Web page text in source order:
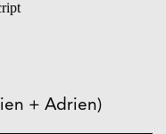
+ Adrien)